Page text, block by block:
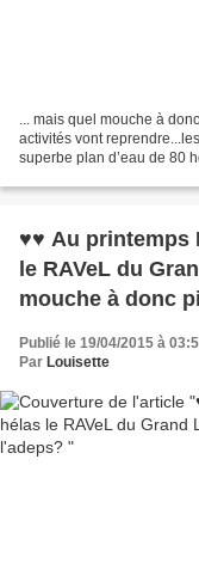
... mais quel mouche à
activités vont
superbe plan d’eau de 80
♥♥ Au printemps
le RAVeL du Grand Large aussi mais quel
mouche à donc
Publié le 19/04/2015 à
Par Louisette